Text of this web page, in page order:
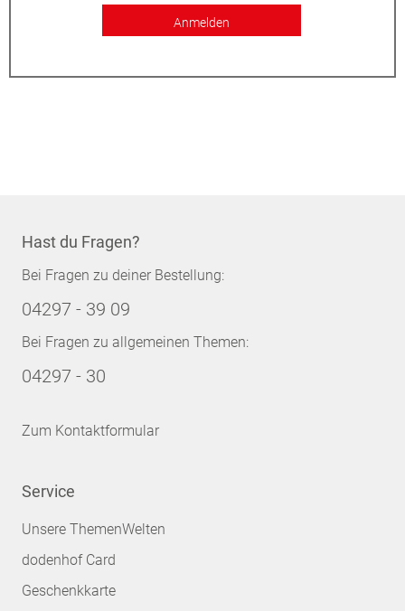
Anmelden
Hast du Fragen?
Bei Fragen zu deiner Bestellung:
04297 - 39 09
Bei Fragen zu allgemeinen Themen:
04297 - 30
Zum Kontaktformular
Service
Unsere ThemenWelten
dodenhof Card
Geschenkkarte